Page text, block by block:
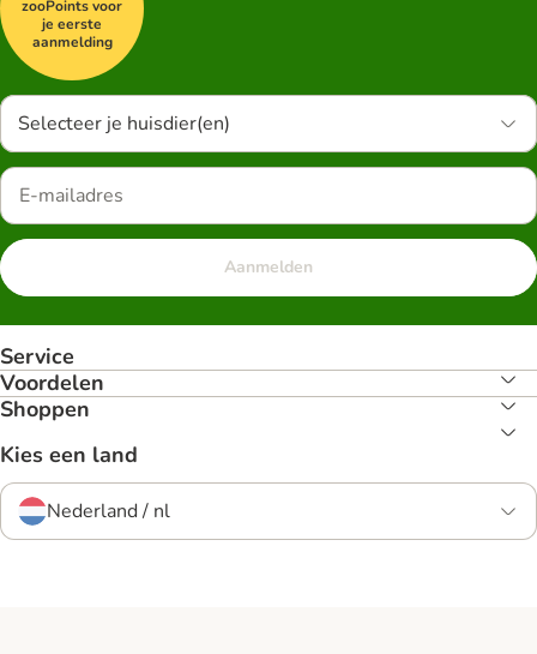
zooPoints voor
je eerste
aanmelding
Selecteer je huisdier(en)
Aanmelden
Service
Voordelen
Shoppen
Kies een land
Nederland / nl